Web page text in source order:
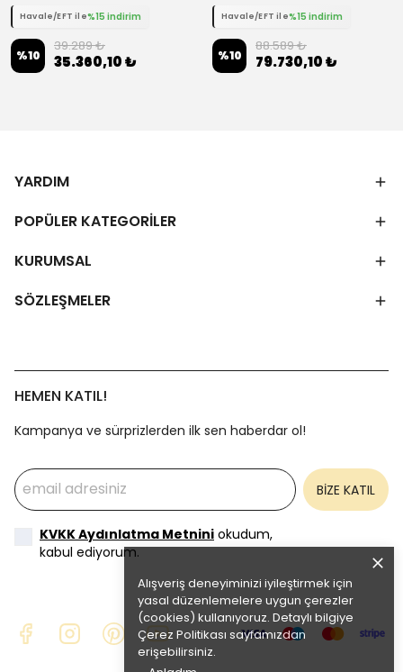
Alışveriş deneyiminizi iyileştirmek için
yasal düzenlemelere uygun çerezler
(cookies) kullanıyoruz. Detaylı bilgiye
Çerez Politikası sayfamızdan
erişebilirsiniz.
Havale/EFT ile%15 indirim
%10
39.289 ₺
35.360,10 ₺
Havale/EFT ile%15 indirim
%10
88.589 ₺
79.730,10 ₺
YARDIM
POPÜLER KATEGORİLER
KURUMSAL
SÖZLEŞMELER
HEMEN KATIL!
Kampanya ve sürprizlerden ilk sen haberdar ol!
BİZE KATIL
KVKK Aydınlatma Metnini okudum,
kabul ediyorum.